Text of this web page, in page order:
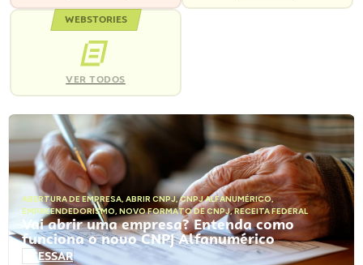
WEBSTORIES
VER TODOS
ABERTURA DE EMPRESA, ABRIR CNPJ,CNPJ ALFANUMÉRICO,
EMPREENDEDORISMO, NOVO FORMATO DE CNPJ,RECEITA FEDERAL
Vai abrir uma empresa? Entenda como
funciona o novo CNPJ Alfanumérico
ACESSAR